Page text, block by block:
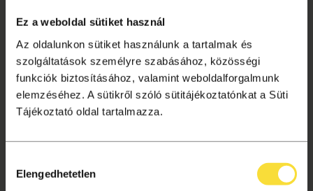
Ez a weboldal sütiket használ
Az oldalunkon sütiket használunk a tartalmak és
szolgáltatások személyre szabásához, közösségi
funkciók biztosításához, valamint weboldalforgalmunk
elemzéséhez. A sütikről szóló sütitájékoztatónkat a Süti
Tájékoztató oldal tartalmazza.
kiválasztása
Elengedhetetlen
Tagságok
Gyakori kérdések
Jegyvásárlás
Ajándékutalvány